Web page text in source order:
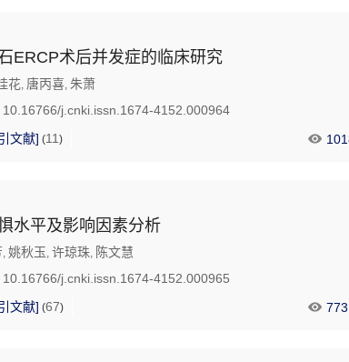
ERCP术后并发症的临床研究
花, 唐丙喜, 朱萧
10.16766/j.cnki.issn.1674-4152.000964
文献] (11 )
水平及影响因素分析
, 姚秋玉, 许琼珠, 陈文慧
10.16766/j.cnki.issn.1674-4152.000965
文献] (67) 773